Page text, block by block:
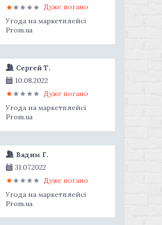
Дуже погано
Угода на маркетплейсі
Prom.ua
Сергей Т.
10.08.2022
Дуже погано
Угода на маркетплейсі
Prom.ua
Вадим Г.
31.07.2022
Дуже погано
Угода на маркетплейсі
Prom.ua